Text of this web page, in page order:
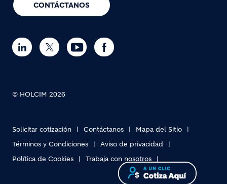
CONTÁCTANOS
Footer bottom
© HOLCIM 2026
Solicitar cotización Contáctanos
Mapa del Sitio
Términos y Condiciones
Aviso de privacidad
Política de Cookies
Trabaja con nosotros